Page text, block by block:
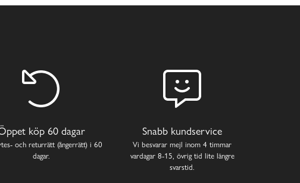
köp 60 dagar
och returrätt (ångerrätt) i 60
dagar.
Snabb kundservice
Vi besvarar mejl inom 4 timmar
vardagar 8-15, övrig tid lite längre
svarstid.